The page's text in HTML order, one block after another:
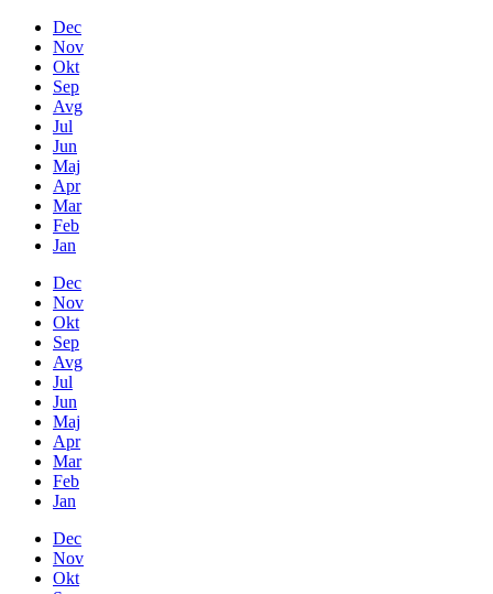
Dec
Nov
Okt
Sep
Avg
Jul
Jun
Maj
Apr
Mar
Feb
Jan
Dec
Nov
Okt
Sep
Avg
Jul
Jun
Maj
Apr
Mar
Feb
Jan
Dec
Nov
Okt